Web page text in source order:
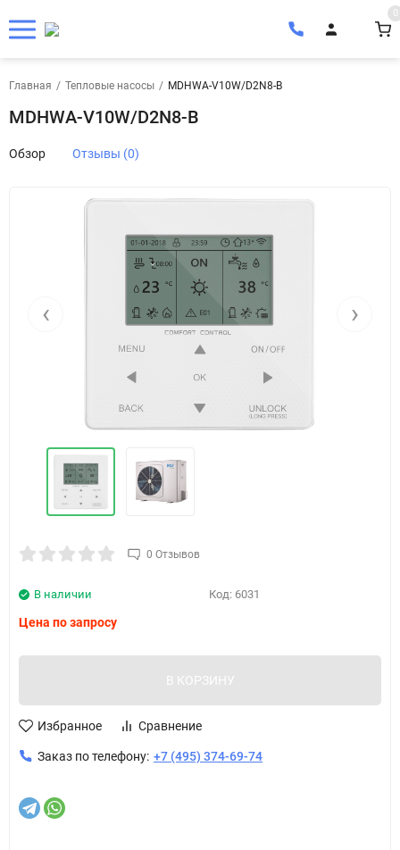
0
Главная / Тепловые насосы / MDHWA-V10W/D2N8-B
MDHWA-V10W/D2N8-B
Обзор Отзывы (0)
‹ ›
0 Отзывов
Код: 6031
В наличии
Цена по запросу
В КОРЗИНУ
Избранное Сравнение
Заказ по телефону: +7 (495) 374-69-74